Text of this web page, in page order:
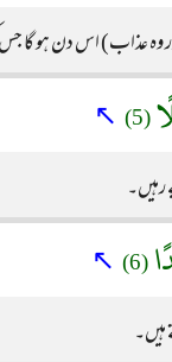
وہ عذاب) اس دن ہو گا
(5)
↖
(6)
↖